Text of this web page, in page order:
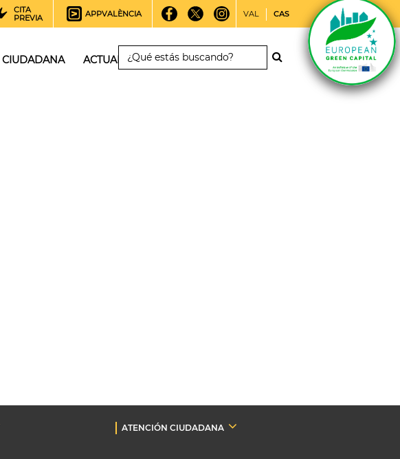
CITA
PREVIA
APPVALÈNCIA VAL CAS
CIUDADANA ACTUALIDAD
ATENCIÓN CIUDADANA